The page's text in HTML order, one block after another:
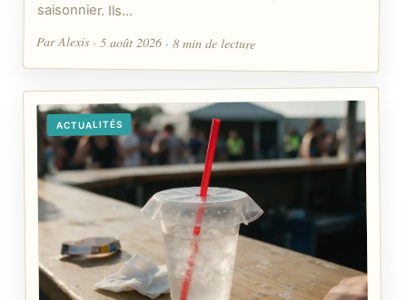
saisonnier. Ils…
Par Alexis · 5 août 2026 · 8 min de lecture
ACTUALITÉS